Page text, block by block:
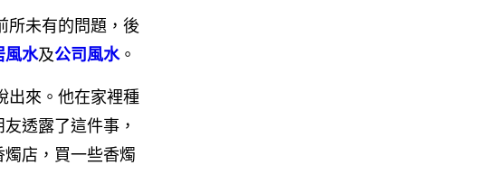
所未有的問題，後
風水及公司風水。
出來。他在家裡種
透露了這件事，
店，買一些香燭